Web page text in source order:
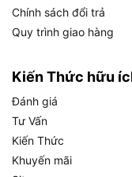
Không để
bên trong.
Bảo dưỡng
Người dùng
thép Bosch
Chính sách đổi trả
Quy trình giao hàng
Kiến Thức hữu
Đánh giá
Tư Vấn
Kiến Thức
Khuyến mãi